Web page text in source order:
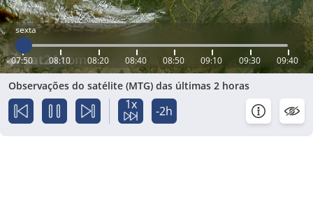
sexta
07:50 08:10 08:20 08:40 08:50 09:10 09:30 09:40
Observações do satélite (MTG) das últimas 2 horas
1x -2h